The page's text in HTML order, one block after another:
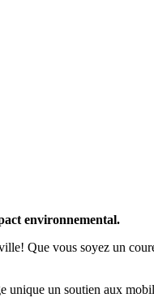
environnemental.
Que vous soyez un
unique un soutien aux